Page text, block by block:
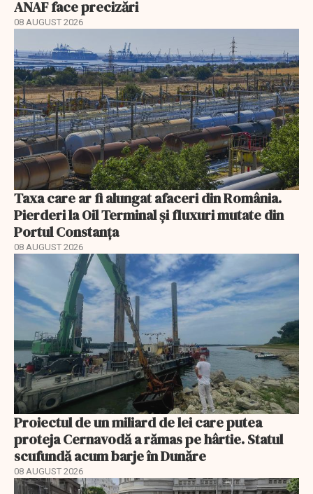
ANAF face precizări
08 AUGUST 2026
Taxa care ar fi alungat afaceri din România.
Pierderi la Oil Terminal și fluxuri mutate din
Portul Constanța
08 AUGUST 2026
Proiectul de un miliard de lei care putea
proteja Cernavodă a rămas pe hârtie. Statul
scufundă acum barje în Dunăre
08 AUGUST 2026